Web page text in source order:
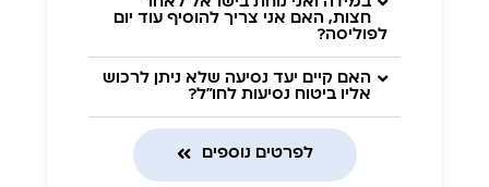
חצות, האם אני צריך להוסיף עוד יום
לפוליסה?
האם קיים יעד נסיעה שלא ניתן לרכוש
אליו ביטוח נסיעות לחו"ל?
לפרטים נוספים